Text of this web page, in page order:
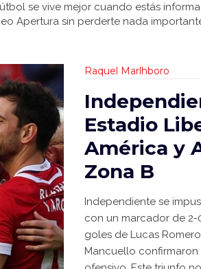
se vive mejor cuando estás
Apertura sin perderte nada
Raquel Marlhboro
Estadio
América y
Zona B
Independiente se
con un marcador de 2-
goles de Lucas
Mancuello